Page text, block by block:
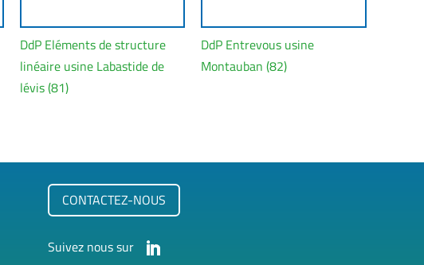
DdP Eléments de structure
linéaire usine Labastide de
lévis (81)
DdP Entrevous usine
Montauban (82)
CONTACTEZ-NOUS